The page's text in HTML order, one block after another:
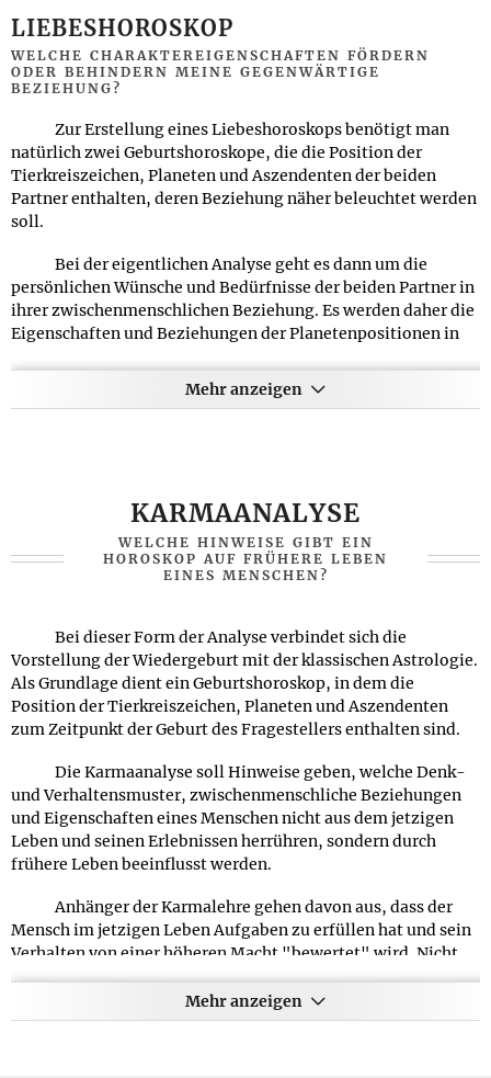
LIEBESHOROSKOP
WELCHE CHARAKTEREIGENSCHAFTEN FÖRDERN
ODER BEHINDERN MEINE GEGENWÄRTIGE
BEZIEHUNG?
Zur Erstellung eines Liebeshoroskops benötigt man
natürlich zwei Geburtshoroskope, die die Position der
Tierkreiszeichen, Planeten und Aszendenten der beiden
Partner enthalten, deren Beziehung näher beleuchtet werden
soll.
Bei der eigentlichen Analyse geht es dann um die
persönlichen Wünsche und Bedürfnisse der beiden Partner in
ihrer zwischenmenschlichen Beziehung. Es werden daher die
Eigenschaften und Beziehungen der Planetenpositionen in
Partnerschaft untersucht.
verändern sollte, um seinen Teil zu einer funktionierenden
Partnerschaft beizutragen.
Liebeshoroskope sind beliebte Geschenke zu
besonders persönliche Art darstellen, ein befreundetes Paar
zu beschenken, sondern auch noch die Möglichkeiten bieten,
eine Partnerschaft zu beleben und neue Aspekte zu
beleuchten, an die die Beschenkten in ihrer Beziehung noch
nicht gedacht haben.
Veröffentlicht am:
01.03.1999
Aktualisiert am:13.09.2020
WAS BEDEUTET DER BEGRIFF
HOROSKOP GENAU?
Das Horoskop, griech. hora (Stunde) und skopéin
(beobachten), ist eine Darstellung der größten und
unseres Sonnensystems zu einem Zeitpunkt, nach einem
bestimmten Schema, bezogen auf einen Ort d.h. aus
Mehr anzeigen
KARMAANALYSE
WELCHE HINWEISE GIBT EIN
HOROSKOP AUF FRÜHERE LEBEN
EINES MENSCHEN?
Bei dieser Form der Analyse verbindet sich die
Vorstellung der Wiedergeburt mit der klassischen Astrologie.
Als Grundlage dient ein Geburtshoroskop, in dem die
Position der Tierkreiszeichen, Planeten und Aszendenten
zum Zeitpunkt der Geburt des Fragestellers enthalten sind.
Die Karmaanalyse soll Hinweise geben, welche Denk-
und Verhaltensmuster, zwischenmenschliche Beziehungen
und Eigenschaften eines Menschen nicht aus dem jetzigen
Leben und seinen Erlebnissen herrühren, sondern durch
frühere Leben beeinflusst werden.
Anhänger der Karmalehre gehen davon aus, dass der
Mensch im jetzigen Leben Aufgaben zu erfüllen hat und sein
Verhalten von einer höheren Macht "bewertet" wird. Nicht
erfüllte Lebensaufgaben und die Verhaltensweisen des
Menschen sollen demnach dem Menschen in seinem
nächsten Leben wieder begegenen. So soll positives
Mehr anzeigen